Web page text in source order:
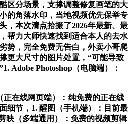
区分场景，支撑调整修复画笔的大
的角落水印，当地视频优先保举专
，本次清点拾掇了2026年最新、最
帮力大师快速找到适合本人的去水
势，完全免费无告白，外卖小哥爬
更大尺寸的图片处置，“可能导致
Adobe Photoshop（电脑端）：
在线网页端）：纯免费的正在线
细节，1. 醒图（手机端）：目前最
映（多端通用）：免费的视频剪辑